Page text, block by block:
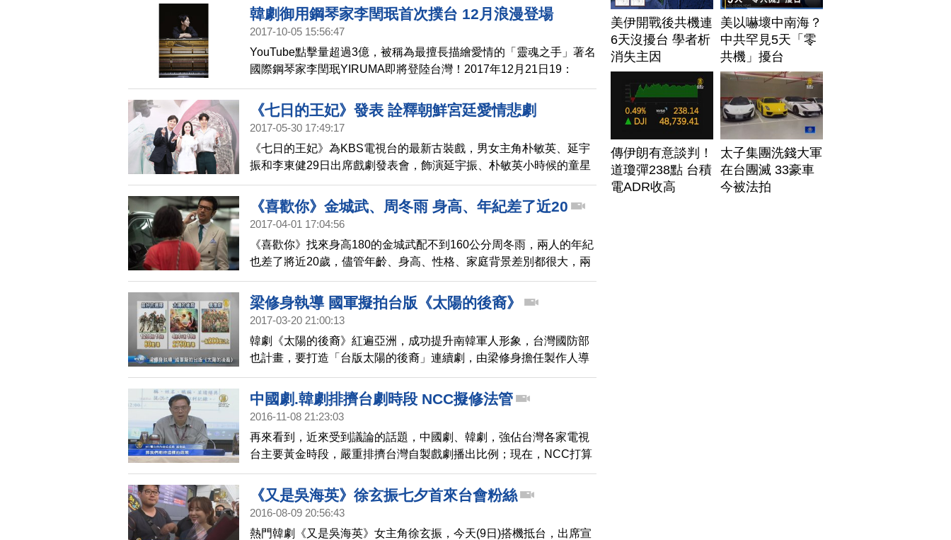
南港展覽館舉行電視劇「卞赫的愛情粉絲見面會with崔始源」，也是
崔始源在台灣的第一次粉絲見面會活動。
韓劇御用鋼琴家李閏珉首次撲台 12月浪漫登場
2017-10-05 15:56:47
YouTube點擊量超過3億，被稱為最擅長描繪愛情的「靈魂之手」著名
國際鋼琴家李閏珉YIRUMA即將登陸台灣！2017年12月21日19：
30「台北國際會議中心」大會堂用跳躍的琴符喚醒心底的情感記憶，
給大家一個浪漫冬季音樂會。
《七日的王妃》發表 詮釋朝鮮宮廷愛情悲劇
2017-05-30 17:49:17
《七日的王妃》為KBS電視台的最新古裝戲，男女主角朴敏英、延宇
振和李東健29日出席戲劇發表會，飾演延宇振、朴敏英小時候的童星
朴詩恩、白承煥也一同出席戲劇發表會，四人站在一起，五官氣質的
相似度，看來就像朴敏英和延宇振與親妹妹和弟弟合照，讓人驚呼選
角功力高！
《喜歡你》金城武、周冬雨 身高、年紀差了近20
2017-04-01 17:04:56
《喜歡你》找來身高180的金城武配不到160公分周冬雨，兩人的年紀
也差了將近20歲，儘管年齡、身高、性格、家庭背景差別都很大，兩
人因此展開唇槍舌戰的感情角力，在「喜歡你」與「討厭你」兩股力
量的拉扯下，他們最終會走向哪一端。
梁修身執導 國軍擬拍台版《太陽的後裔》
2017-03-20 21:00:13
韓劇《太陽的後裔》紅遍亞洲，成功提升南韓軍人形象，台灣國防部
也計畫，要打造「台版太陽的後裔」連續劇，由梁修身擔任製作人導
演，不過經費有限1280萬拍16集，每集只有80萬的預算。
中國劇.韓劇排擠台劇時段 NCC擬修法管
2016-11-08 21:23:03
再來看到，近來受到議論的話題，中國劇、韓劇，強佔台灣各家電視
台主要黃金時段，嚴重排擠台灣自製戲劇播出比例；現在，NCC打算
修法提高自製節目比例，規劃晚間8點到10點的主要時段，自製比例
必須達到50%。
《又是吳海英》徐玄振七夕首來台會粉絲
2016-08-09 20:56:43
熱門韓劇《又是吳海英》女主角徐玄振，今天(9日)搭機抵台，出席宣
美伊開戰後共機連
6天沒擾台 學者析
消失主因
美以嚇壞中南海？
中共罕見5天「零
共機」擾台
傳伊朗有意談判！
道瓊彈238點 台積
電ADR收高
太子集團洗錢大軍
在台團滅 33豪車
今被法拍